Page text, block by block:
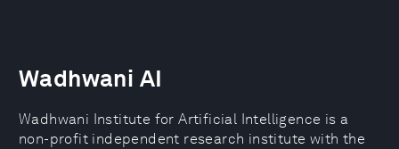
Wadhwani AI
Wadhwani Institute for Artificial Intelligence is a
non-profit independent research institute with the